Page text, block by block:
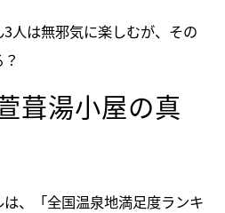
人は無邪気に楽しむが、その
葺湯小屋の真
、「全国温泉地満足度ランキ